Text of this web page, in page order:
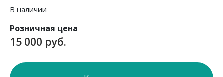
В наличии
Розничная цена
15 000 руб.